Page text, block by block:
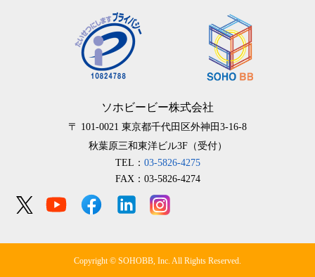
ソホビービー株式会社
〒 101-0021 東京都千代田区外神田3-16-8
秋葉原三和東洋ビル3F（受付）
TEL： 03-5826-4275
FAX：03-5826-4274
Copyright © SOHOBB, Inc. All Rights Reserved.